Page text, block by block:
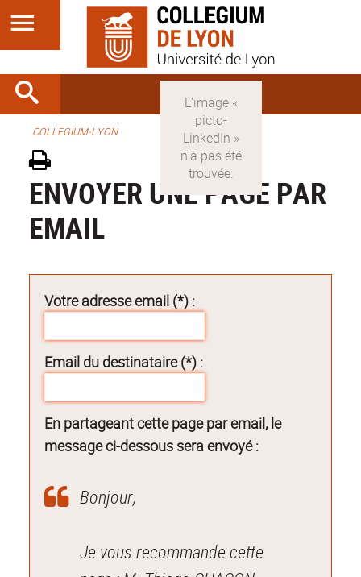
COLLEGIUM-LYON
ENVOYER UNE PAGE PAR
EMAIL
Votre adresse email (*) :
Email du destinataire (*) :
En partageant cette page par email, le
message ci-dessous sera envoyé :
Bonjour,
Je vous recommande cette